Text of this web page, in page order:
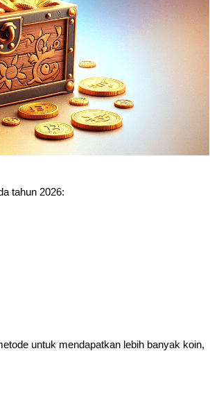
tahun 2026:
untuk mendapatkan lebih banyak koin,